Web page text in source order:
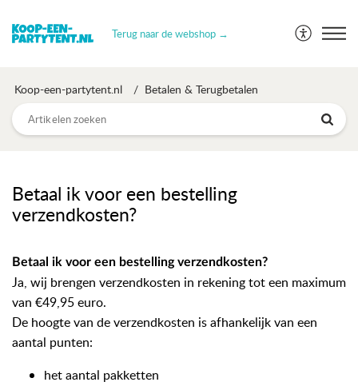
Terug naar de webshop →
Koop-een-partytent.nl Betalen & Terugbetalen
Betaal ik voor een bestelling
verzendkosten?
Betaal ik voor een bestelling verzendkosten?
Ja, wij brengen verzendkosten in rekening tot een maximum
van €49,95 euro.
De hoogte van de verzendkosten is afhankelijk van een
aantal punten:
het aantal pakketten